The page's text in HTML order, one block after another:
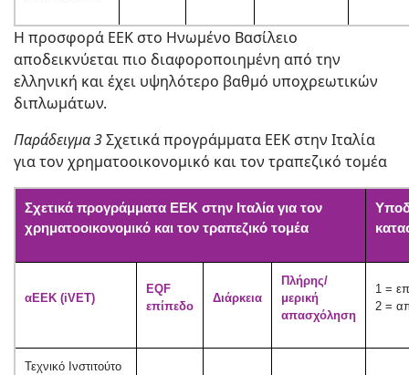
Η προσφορά ΕΕΚ στο Ηνωμένο Βασίλειο
αποδεικνύεται πιο διαφοροποιημένη από την
ελληνική και έχει υψηλότερο βαθμό υποχρεωτικών
διπλωμάτων.
Παράδειγμα 3Σχετικά προγράμματα ΕΕΚ στην Ιταλία
για τον χρηματοοικονομικό και τον τραπεζικό τομέα
Σχετικά προγράμματα ΕΕΚ στην Ιταλία για τον
χρηματοοικονομικό και τον τραπεζικό τομέα
αΕΕΚ (iVET)
EQF
επίπεδο
Διάρκεια
Πλήρης/
μερική
απασχόληση
1 =
2 =
Τεχνικό Ινστιτούτο